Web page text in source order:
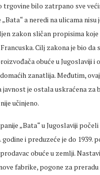
trgovine bilo zatrpano sve
a neredi na ulicama nisu
zakon sličan propisima koje
Cilj zakona je bio da
obuće u Jugoslaviji i
zanatlija. Međutim,
javnost je ostala uskraćena za
učinjeno.
„Bata“ u Jugoslaviji počeli
godine i preduzeće je do 1939.
obuće u zemlji.
fabrike, pogone za